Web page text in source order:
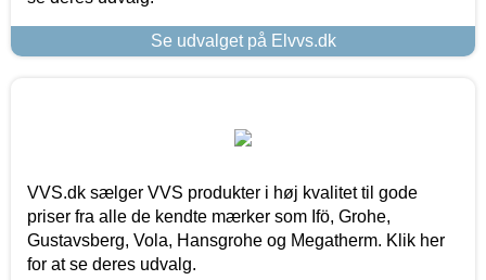
Se udvalget på Elvvs.dk
VVS.dk sælger VVS produkter i høj kvalitet til gode
priser fra alle de kendte mærker som Ifö, Grohe,
Gustavsberg, Vola, Hansgrohe og Megatherm. Klik her
for at se deres udvalg.